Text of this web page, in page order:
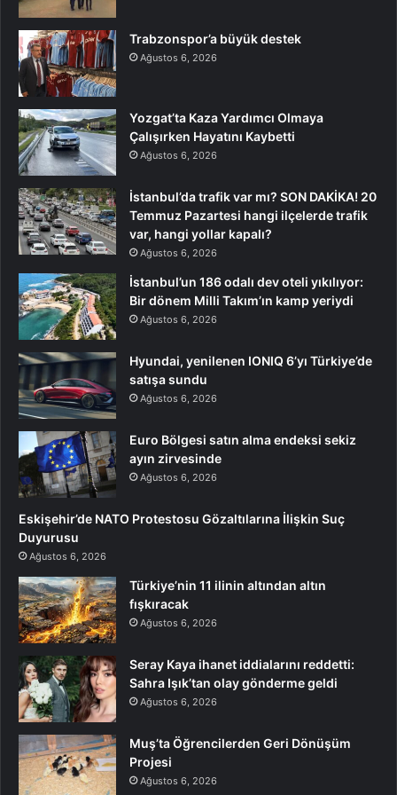
Trabzonspor’a büyük destek
Ağustos 6, 2026
Yozgat’ta Kaza Yardımcı Olmaya
Çalışırken Hayatını Kaybetti
Ağustos 6, 2026
İstanbul’da trafik var mı? SON DAKİKA! 20
Temmuz Pazartesi hangi ilçelerde trafik
var, hangi yollar kapalı?
Ağustos 6, 2026
İstanbul’un 186 odalı dev oteli yıkılıyor:
Bir dönem Milli Takım’ın kamp yeriydi
Ağustos 6, 2026
Hyundai, yenilenen IONIQ 6’yı Türkiye’de
satışa sundu
Ağustos 6, 2026
Euro Bölgesi satın alma endeksi sekiz
ayın zirvesinde
Ağustos 6, 2026
Eskişehir’de NATO Protestosu Gözaltılarına İlişkin Suç
Duyurusu
Ağustos 6, 2026
Türkiye’nin 11 ilinin altından altın
fışkıracak
Ağustos 6, 2026
Seray Kaya ihanet iddialarını reddetti:
Sahra Işık’tan olay gönderme geldi
Ağustos 6, 2026
Muş’ta Öğrencilerden Geri Dönüşüm
Projesi
Ağustos 6, 2026